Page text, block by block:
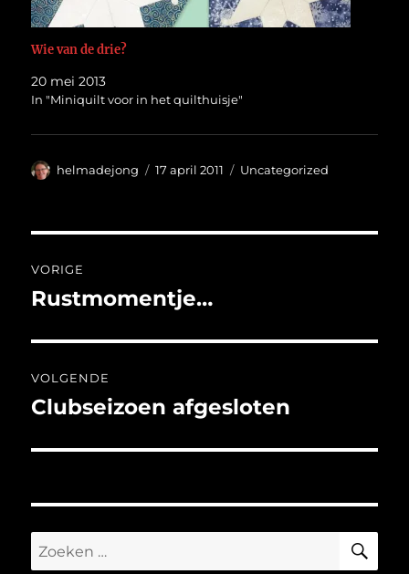
Wie van de drie?
20 mei 2013
In "Miniquilt voor in het quilthuisje"
Auteur
helmadejong
Geplaatst
17 april 2011 Categorieën
Uncategorized
navigatie
VORIGE
Vorig
Rustmomentje…
VOLGENDE
Volgend
Clubseizoen afgesloten
Zoeken
naar: